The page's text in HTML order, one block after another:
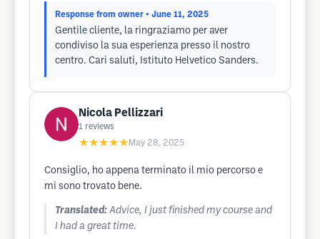
Response from owner • June 11, 2025
Gentile cliente, la ringraziamo per aver
condiviso la sua esperienza presso il nostro
centro. Cari saluti, Istituto Helvetico Sanders.
Nicola Pellizzari
1 reviews
★★★★★ May 28, 2025
Consiglio, ho appena terminato il mio percorso e
mi sono trovato bene.
Translated: Advice, I just finished my course and
I had a great time.